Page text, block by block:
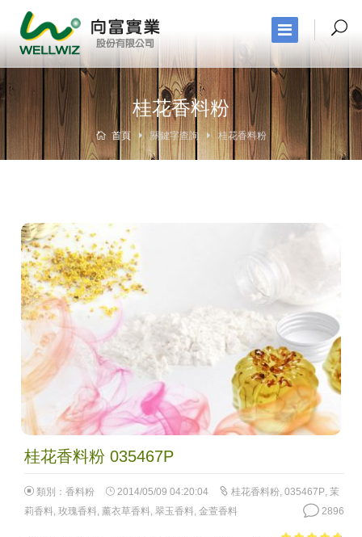
桂花香料粉
首頁 關鍵字查詢 桂花香料粉
桂花香料粉 035467P
類別： 香料粉 2014/05/09 04:20:04 桂花香料粉, 035467P, 茉
莉香料, 玫瑰香料, 薰衣草香料, 翠玉香料, 金萱香料 2896